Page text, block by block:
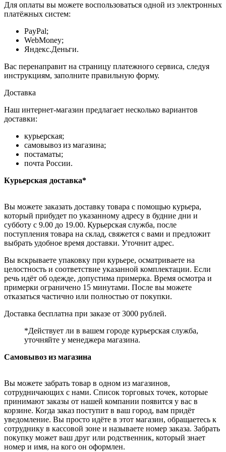
Для оплаты вы можете воспользоваться одной из электронных
платёжных систем:
PayPal;
WebMoney;
Яндекс.Деньги.
Вас перенаправит на страницу платежного сервиса, следуя
инструкциям, заполните правильную форму.
Доставка
Наш интернет-магазин предлагает несколько вариантов
доставки:
курьерская;
самовывоз из магазина;
постаматы;
почта России.
Курьерская доставка*
Вы можете заказать доставку товара с помощью курьера,
который прибудет по указанному адресу в будние дни и
субботу с 9.00 до 19.00. Курьерская служба, после
поступления товара на склад, свяжется с вами и предложит
выбрать удобное время доставки. Уточнит адрес.
Вы вскрываете упаковку при курьере, осматриваете на
целостность и соответствие указанной комплектации. Если
речь идёт об одежде, допустима примерка. Время осмотра и
примерки ограничено 15 минутами. После вы можете
отказаться частично или полностью от покупки.
Доставка бесплатна при заказе от 3000 рублей.
*Действует ли в вашем городе курьерская служба,
уточняйте у менеджера магазина.
Самовывоз из магазина
Вы можете забрать товар в одном из магазинов,
сотрудничающих с нами. Список торговых точек, которые
принимают заказы от нашей компании появится у вас в
корзине. Когда заказ поступит в ваш город, вам придёт
уведомление. Вы просто идёте в этот магазин, обращаетесь к
сотруднику в кассовой зоне и называете номер заказа. Забрать
покупку может ваш друг или родственник, который знает
номер и имя, на кого он оформлен.